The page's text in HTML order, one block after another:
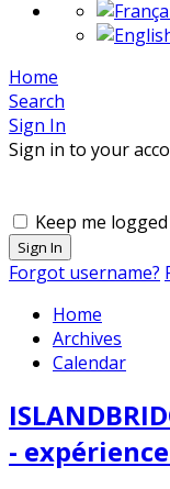
Home
Search
Sign In
Sign in to your
Keep me
Sign In
Forgot username?
Home
Archives
Calendar
-